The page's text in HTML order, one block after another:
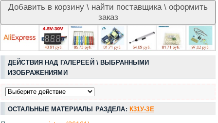
ДЕЙСТВИЯ НАД ГАЛЕРЕЕЙ \ ВЫБРАННЫМИ
ИЗОБРАЖЕНИЯМИ
ОСТАЛЬНЫЕ МАТЕРИАЛЫ РАЗДЕЛА: К31У-3Е